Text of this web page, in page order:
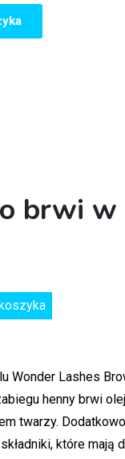
brwi w
Wonder Lashes
henny brwi
twarzy.
które mają